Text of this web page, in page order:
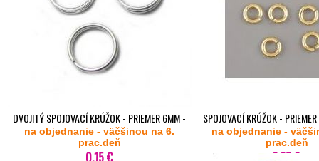
DVOJITÝ SPOJOVACÍ KRÚŽOK - PRIEMER 6MM -
PLATINOVÝ - 10KS
na objednanie - väčšinou na 6.
prac.deň
0,15 €
SPOJOVACÍ KRÚŽOK -
POZLÁTENÉ -
na objednanie -
prac.deň
2,25 €